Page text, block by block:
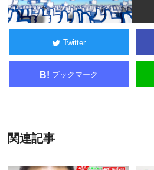
Twitter
B! ブックマーク
関連記事